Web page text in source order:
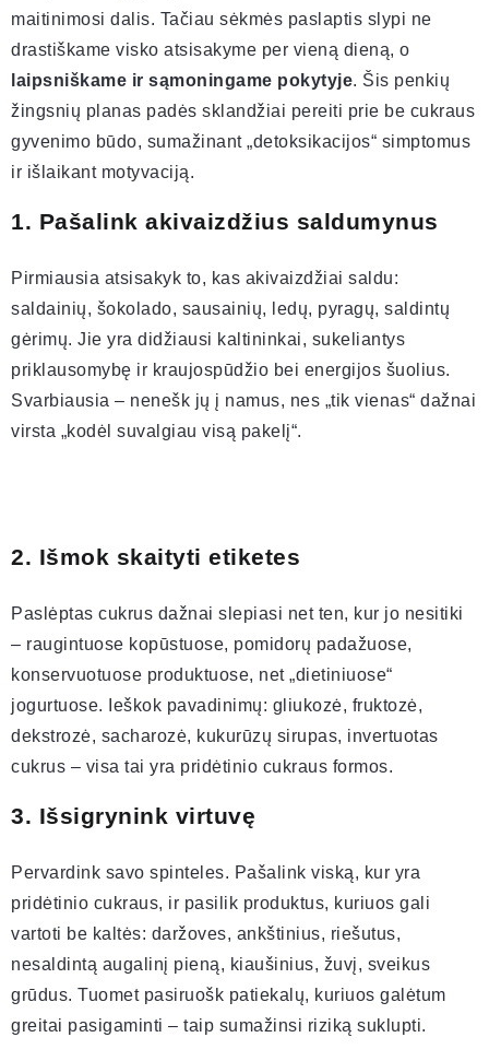
maitinimosi dalis. Tačiau sėkmės paslaptis slypi ne
drastiškame visko atsisakyme per vieną dieną, o
laipsniškame ir sąmoningame pokytyje. Šis penkių
žingsnių planas padės sklandžiai pereiti prie be cukraus
gyvenimo būdo, sumažinant „detoksikacijos“ simptomus
ir išlaikant motyvaciją.
1. Pašalink akivaizdžius saldumynus
Pirmiausia atsisakyk to, kas akivaizdžiai saldu:
saldainių, šokolado, sausainių, ledų, pyragų, saldintų
gėrimų. Jie yra didžiausi kaltininkai, sukeliantys
priklausomybę ir kraujospūdžio bei energijos šuolius.
Svarbiausia – nenešk jų į namus, nes „tik vienas“ dažnai
virsta „kodėl suvalgiau visą pakelį“.
2. Išmok skaityti etiketes
Paslėptas cukrus dažnai slepiasi net ten, kur jo nesitiki
– raugintuose kopūstuose, pomidorų padažuose,
konservuotuose produktuose, net „dietiniuose“
jogurtuose. Ieškok pavadinimų: gliukozė, fruktozė,
dekstrozė, sacharozė, kukurūzų sirupas, invertuotas
cukrus – visa tai yra pridėtinio cukraus formos.
3. Išsigrynink virtuvę
Pervardink savo spinteles. Pašalink viską, kur yra
pridėtinio cukraus, ir pasilik produktus, kuriuos gali
vartoti be kaltės: daržoves, ankštinius, riešutus,
nesaldintą augalinį pieną, kiaušinius, žuvį, sveikus
grūdus. Tuomet pasiruošk patiekalų, kuriuos galėtum
greitai pasigaminti – taip sumažinsi riziką suklupti.